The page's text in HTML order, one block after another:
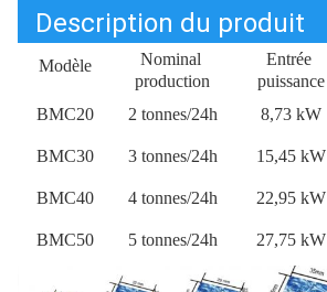
Description du produit
Modèle
Nominal
production
Entrée
puissance
BMC20
2 tonnes/24h 8,73 kW
BMC30 3 tonnes/24h 15,45 kW
BMC40 4 tonnes/24h 22,95 kW
BMC50 5 tonnes/24h 27,75 kW